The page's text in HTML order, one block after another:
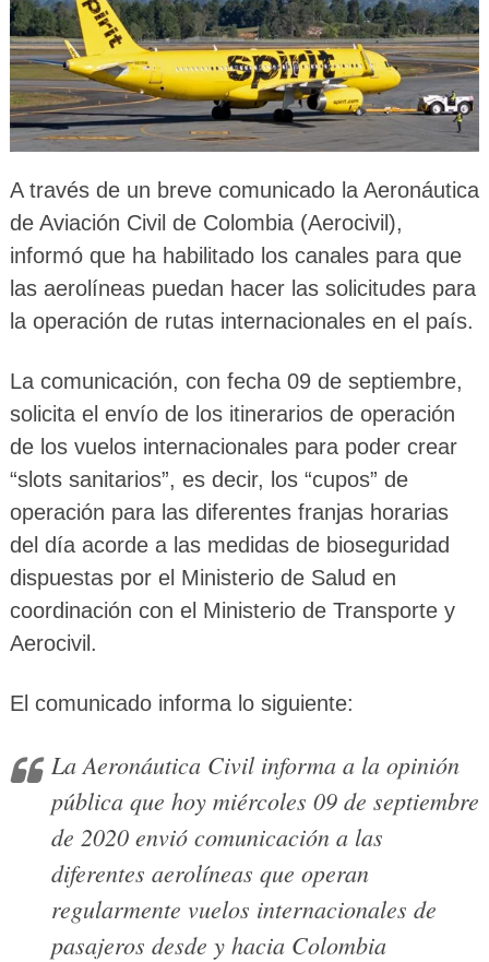
A través de un breve comunicado la Aeronáutica
de Aviación Civil de Colombia (Aerocivil),
informó que ha habilitado los canales para que
las aerolíneas puedan hacer las solicitudes para
la operación de rutas internacionales en el país.
La comunicación, con fecha 09 de septiembre,
solicita el envío de los itinerarios de operación
de los vuelos internacionales para poder crear
“slots sanitarios”, es decir, los “cupos” de
operación para las diferentes franjas horarias
del día acorde a las medidas de bioseguridad
dispuestas por el Ministerio de Salud en
coordinación con el Ministerio de Transporte y
Aerocivil.
El comunicado informa lo siguiente:
La Aeronáutica Civil informa a la opinión
pública que hoy miércoles 09 de septiembre
de 2020 envió comunicación a las
diferentes aerolíneas que operan
regularmente vuelos internacionales de
pasajeros desde y hacia Colombia